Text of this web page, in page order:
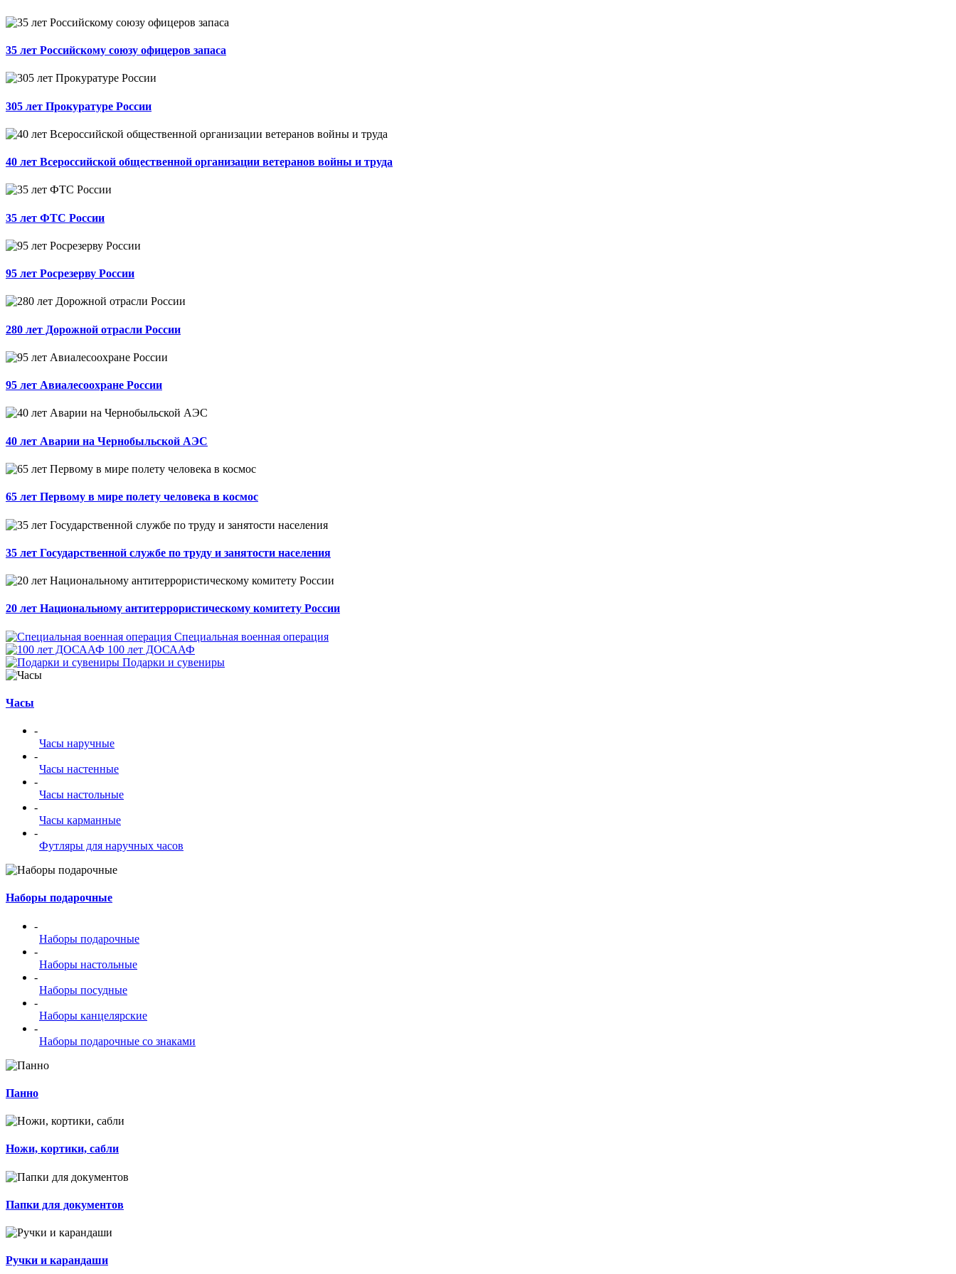
35 лет Российскому союзу офицеров запаса
305 лет Прокуратуре России
40 лет Всероссийской общественной организации ветеранов войны и труда
35 лет ФТС России
95 лет Росрезерву России
280 лет Дорожной отрасли России
95 лет Авиалесоохране России
40 лет Аварии на Чернобыльской АЭС
65 лет Первому в мире полету человека в космос
35 лет Государственной службе по труду и занятости населения
20 лет Национальному антитеррористическому комитету России
Специальная военная операция
100 лет ДОСААФ
Подарки и сувениры
Часы
-
Часы наручные
-
Часы настенные
-
Часы настольные
-
Часы карманные
-
Футляры для наручных часов
Наборы подарочные
-
Наборы подарочные
-
Наборы настольные
-
Наборы посудные
-
Наборы канцелярские
-
Наборы подарочные со знаками
Панно
Ножи, кортики, сабли
Папки для документов
Ручки и карандаши